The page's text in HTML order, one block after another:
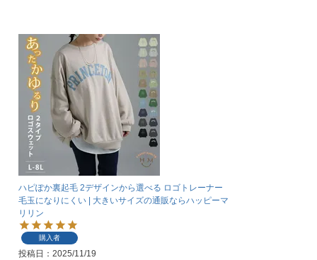
ハピぽか裏起毛 2デザインから選べる ロゴトレーナー
毛玉になりにくい | 大きいサイズの通販ならハッピーマ
リリン
購入者
投稿日 2025/11/19